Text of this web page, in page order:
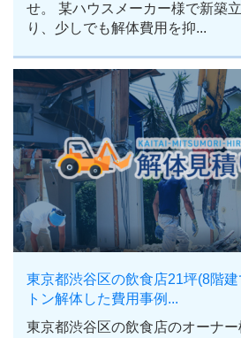
せ。 某ハウスメーカー様で新築
り、少しでも解体費用を抑...
東京都渋谷区の飲食店21坪(8階
トン解体した費用事例...
東京都渋谷区の飲食店のオーナ